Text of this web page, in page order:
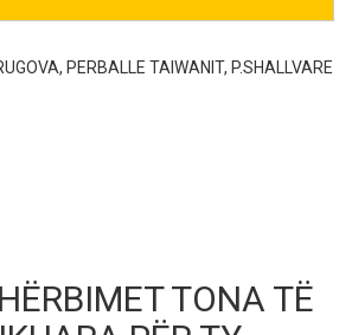
PERBALLE TAIWANIT, P.SHALLVARE
TONA TË